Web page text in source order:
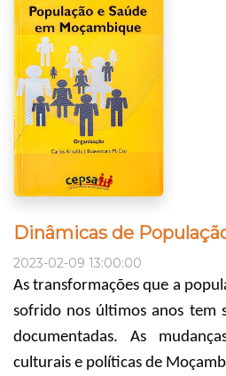
2023-02-09 13:00:00
As transformações que a
sofrido nos últimos anos tem
documentadas. As
culturais e políticas de